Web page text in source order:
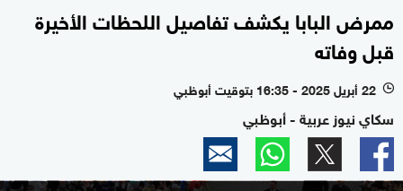
ممرض البابا يكشف تفاصيل اللحظات الأخيرة
قبل وفاته
l 22 أبريل 2025 - 16:35 بتوقيت أبوظبي
سكاي نيوز عربية - أبوظبي